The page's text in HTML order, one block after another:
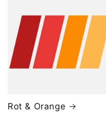
Rot & Orange